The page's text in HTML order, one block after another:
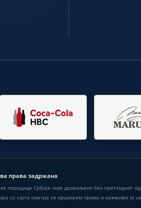
права задржана
породице Србије није дозвољено без претходног
са сајта сматра се кршењем права и кажњиво је